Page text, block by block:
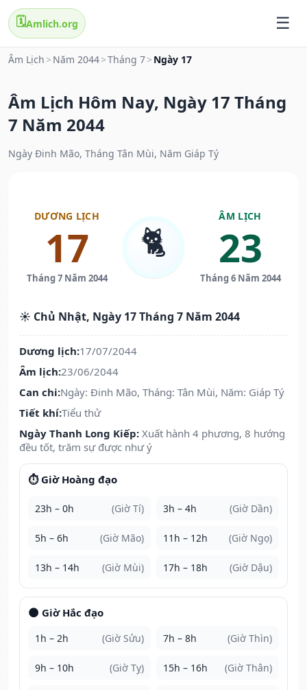
🗓️Amlich.org
Âm Lịch > Năm 2044>Tháng 7> Ngày 17
Âm Lịch Hôm Nay, Ngày 17 Tháng
7 Năm 2044
Ngày Đinh Mão, Tháng Tân Mùi, Năm Giáp Tý
DƯƠNG LỊCH
17
Tháng 7 Năm 2044
🐈
ÂM LỊCH
23
Tháng 6 Năm 2044
☀️ Chủ Nhật, Ngày 17 Tháng 7 Năm 2044
Dương lịch:17/07/2044
Âm lịch:23/06/2044
Can chi:Ngày: Đinh Mão, Tháng: Tân Mùi, Năm: Giáp Tý
Tiết khí:Tiểu thử
Ngày Thanh Long Kiếp: Xuất hành 4 phương, 8 hướng
đều tốt, trăm sự được như ý
⏱️ Giờ Hoàng đạo
23h – 0h (Giờ Tí) 3h – 4h (Giờ Dần)
5h – 6h (Giờ Mão) 11h – 12h (Giờ Ngọ)
13h – 14h (Giờ Mùi) 17h – 18h (Giờ Dậu)
🌑 Giờ Hắc đạo
1h – 2h (Giờ Sửu) 7h – 8h (Giờ Thìn)
9h – 10h (Giờ Tỵ) 15h – 16h (Giờ Thân)